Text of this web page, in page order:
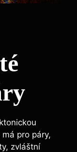
pro páry,
zvláštní